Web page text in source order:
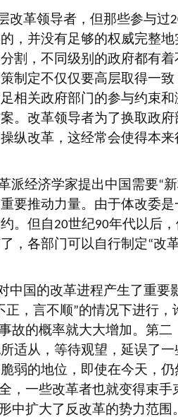
改革领导者，但那些参与过
，并没有足够的权威完整
割，不同级别的政府都有
制定不仅仅要高层取得一
相关政府部门的参与约束
。改革领导者为了换取政
纵改革，这经常会使得本
派经济学家提出中国需要“
要推动力量。由于体改委
。但自20世纪90年代以后
，各部门可以自行制定“改
中国的改革进程产生了重
正，言不顺”的情况下进行，
故的概率就大大增加。第
适从，等待观望，延误了
弱的地位，即使在今天，仍
，一些改革者也就变得束
中扩大了反改革的势力范